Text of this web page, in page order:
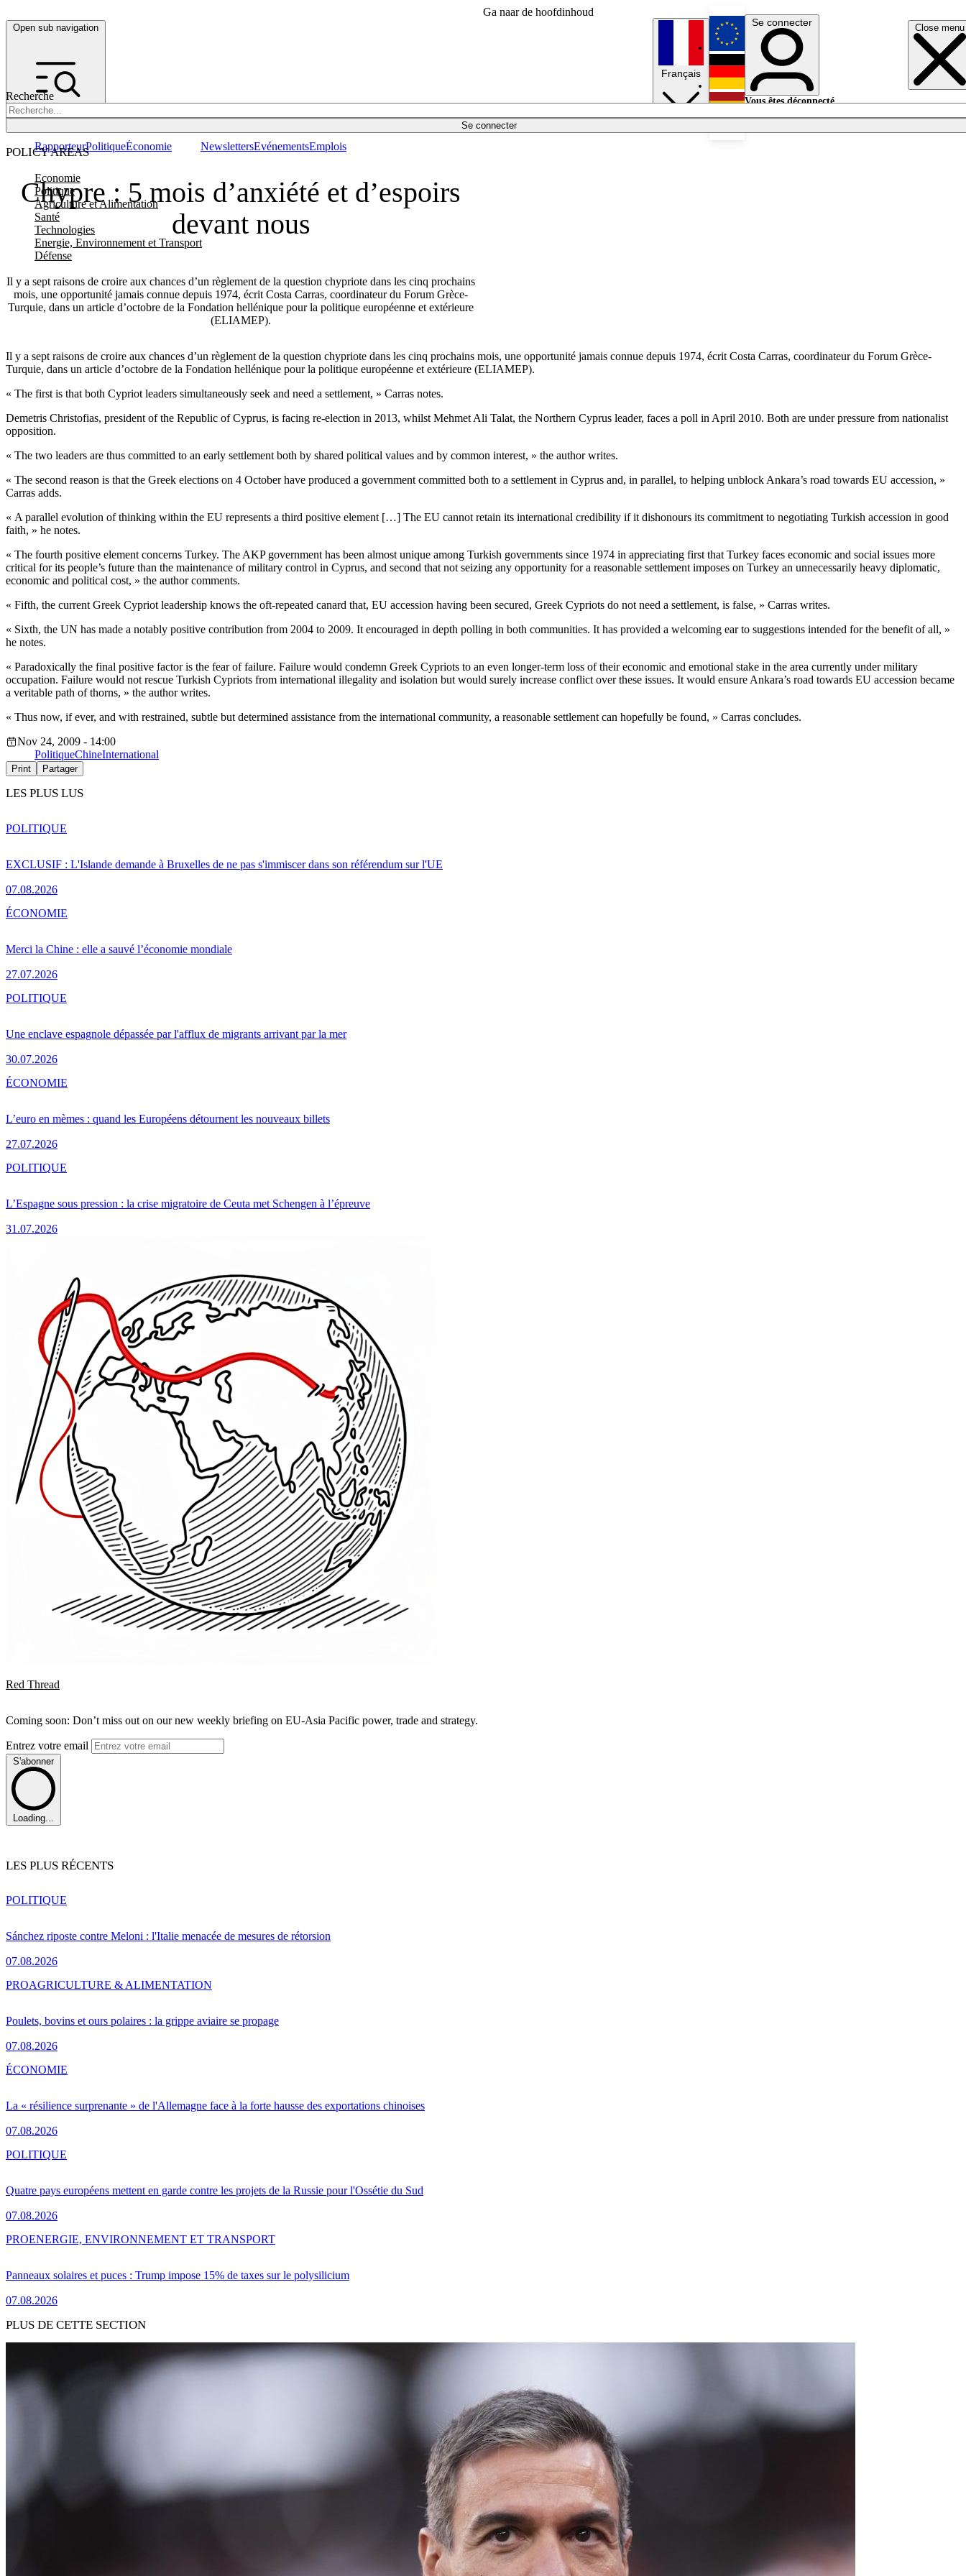
Ga naar de hoofdinhoud
Open sub navigation Close menu
Recherche
Se connecter
POLICY AREAS
Economie
Politique
Agriculture et Alimentation
Santé
Technologies
Energie, Environnement et Transport
Défense
RapporteurPolitiqueÉconomie NewslettersEvénementsEmplois
Français
English
Deutsch
Se connecter
Vous êtes déconnecté.
Chypre : 5 mois d’anxiété et d’espoirs
devant nous
Il y a sept raisons de croire aux chances d’un règlement de la question chypriote dans les cinq prochains
mois, une opportunité jamais connue depuis 1974, écrit Costa Carras, coordinateur du Forum Grèce-
Turquie, dans un article d’octobre de la Fondation hellénique pour la politique européenne et extérieure
(ELIAMEP).
Il y a sept raisons de croire aux chances d’un règlement de la question chypriote dans les cinq prochains mois, une opportunité jamais connue depuis 1974, écrit Costa Carras, coordinateur du Forum Grèce-
Turquie, dans un article d’octobre de la Fondation hellénique pour la politique européenne et extérieure (ELIAMEP).
« The first is that both Cypriot leaders simultaneously seek and need a settlement, » Carras notes.
Demetris Christofias, president of the Republic of Cyprus, is facing re-election in 2013, whilst Mehmet Ali Talat, the Northern Cyprus leader, faces a poll in April 2010. Both are under pressure from nationalist
opposition.
« The two leaders are thus committed to an early settlement both by shared political values and by common interest, » the author writes.
« The second reason is that the Greek elections on 4 October have produced a government committed both to a settlement in Cyprus and, in parallel, to helping unblock Ankara’s road towards EU accession, »
Carras adds.
« A parallel evolution of thinking within the EU represents a third positive element […] The EU cannot retain its international credibility if it dishonours its commitment to negotiating Turkish accession in good
faith, » he notes.
« The fourth positive element concerns Turkey. The AKP government has been almost unique among Turkish governments since 1974 in appreciating first that Turkey faces economic and social issues more
critical for its people’s future than the maintenance of military control in Cyprus, and second that not seizing any opportunity for a reasonable settlement imposes on Turkey an unnecessarily heavy diplomatic,
economic and political cost, » the author comments.
« Fifth, the current Greek Cypriot leadership knows the oft-repeated canard that, EU accession having been secured, Greek Cypriots do not need a settlement, is false, » Carras writes.
« Sixth, the UN has made a notably positive contribution from 2004 to 2009. It encouraged in depth polling in both communities. It has provided a welcoming ear to suggestions intended for the benefit of all, »
he notes.
« Paradoxically the final positive factor is the fear of failure. Failure would condemn Greek Cypriots to an even longer-term loss of their economic and emotional stake in the area currently under military
occupation. Failure would not rescue Turkish Cypriots from international illegality and isolation but would surely increase conflict over these issues. It would ensure Ankara’s road towards EU accession became
a veritable path of thorns, » the author writes.
« Thus now, if ever, and with restrained, subtle but determined assistance from the international community, a reasonable settlement can hopefully be found, » Carras concludes.
Nov 24, 2009 - 14:00
PolitiqueChineInternational
Print Partager
LES PLUS LUS
EXCLUSIF : L'Islande demande à Bruxelles de ne pas s'immiscer dans son référendum sur l'UE
07.08.2026
POLITIQUE
Merci la Chine : elle a sauvé l’économie mondiale
27.07.2026
ÉCONOMIE
Une enclave espagnole dépassée par l'afflux de migrants arrivant par la mer
30.07.2026
POLITIQUE
L’euro en mèmes : quand les Européens détournent les nouveaux billets
27.07.2026
ÉCONOMIE
L’Espagne sous pression : la crise migratoire de Ceuta met Schengen à l’épreuve
31.07.2026
POLITIQUE
Red Thread
Coming soon: Don’t miss out on our new weekly briefing on EU-Asia Pacific power, trade and strategy.
Entrez votre email
S'abonner
Loading...
LES PLUS RÉCENTS
Sánchez riposte contre Meloni : l'Italie menacée de mesures de rétorsion
07.08.2026
POLITIQUE
Poulets, bovins et ours polaires : la grippe aviaire se propage
07.08.2026
PROAGRICULTURE & ALIMENTATION
La « résilience surprenante » de l'Allemagne face à la forte hausse des exportations chinoises
07.08.2026
ÉCONOMIE
Quatre pays européens mettent en garde contre les projets de la Russie pour l'Ossétie du Sud
07.08.2026
POLITIQUE
Panneaux solaires et puces : Trump impose 15% de taxes sur le polysilicium
07.08.2026
PROENERGIE, ENVIRONNEMENT ET TRANSPORT
PLUS DE CETTE SECTION